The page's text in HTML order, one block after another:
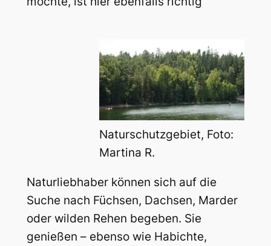
Naturschutzgebiet, Foto:
Martina R.
Naturliebhaber können sich auf die
Suche nach Füchsen, Dachsen, Marder
oder wilden Rehen begeben. Sie
genießen – ebenso wie Habichte,